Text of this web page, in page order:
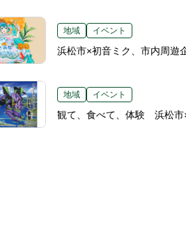
地域 イベント
浜松市×初音ミク、市内周
地域 イベント
観て、食べて、体験 浜松市